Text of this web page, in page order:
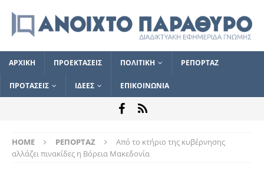
ΑΡΧΙΚΗ ΠΡΟΕΚΤΑΣΕΙΣ ΠΟΛΙΤΙΚΗ ΡΕΠΟΡΤΑΖ
ΠΡΟΤΑΣΕΙΣ ΙΔΕΕΣ ΕΠΙΚΟΙΝΩΝΙΑ
HOME ΡΕΠΟΡΤΑΖ
Από το κτήριο της κυβέρνησης
αλλάζει πινακίδες η Βόρεια Μακεδονία